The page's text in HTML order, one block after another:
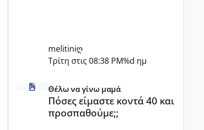
melitiniღ
Τρίτη στις 08:38 PM%d ημ
Πόσες είμαστε κοντά 40 και προσπαθούμε;;
Θέλω να γίνω μαμά
Πόσες είμαστε κοντά 40 και
προσπαθούμε;;